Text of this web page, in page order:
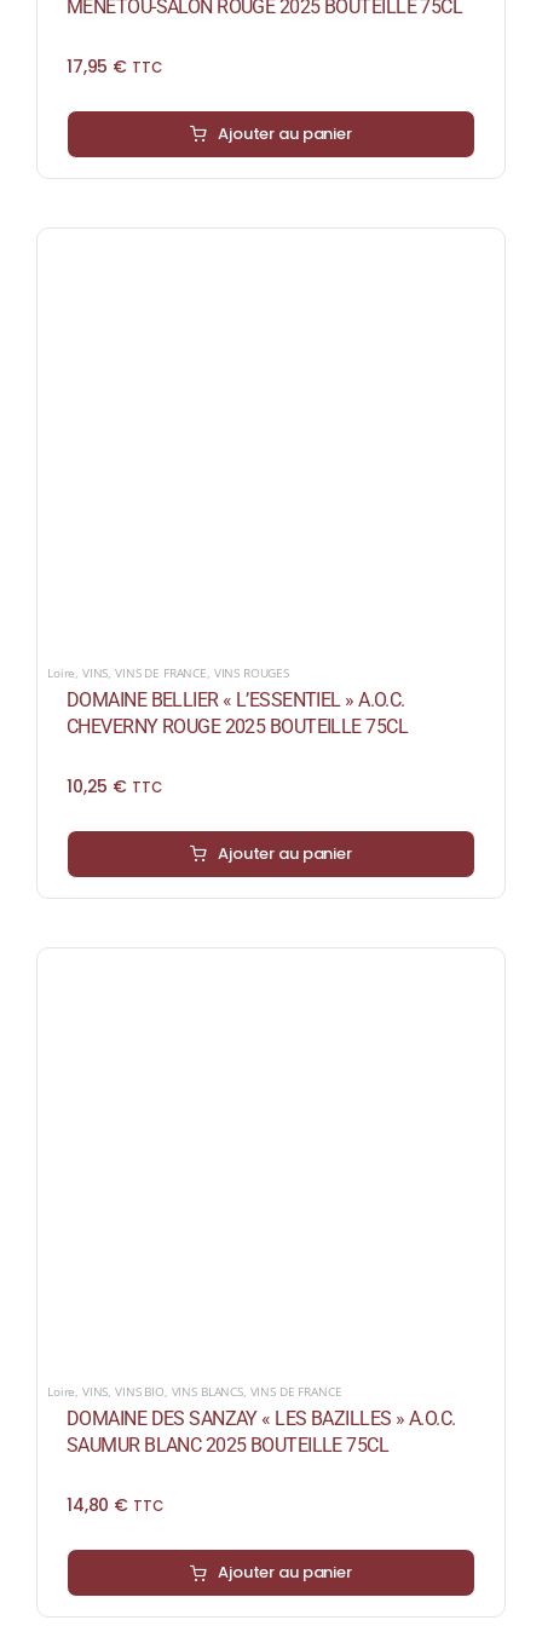
MENETOU-SALON ROUGE 2025 BOUTEILLE 75CL
17,95 € TTC
Ajouter au panier
Loire VINS ,VINS DE FRANCE VINS ROUGES
DOMAINE BELLIER « L’ESSENTIEL » A.O.C.
CHEVERNY ROUGE 2025 BOUTEILLE 75CL
10,25 € TTC
Ajouter au panier
Loire, VINS,VINS BIO, VINS BLANCS, VINS DE FRANCE
DOMAINE DES SANZAY « LES BAZILLES » A.O.C.
SAUMUR BLANC 2025 BOUTEILLE 75CL
14,80 € TTC
Ajouter au panier